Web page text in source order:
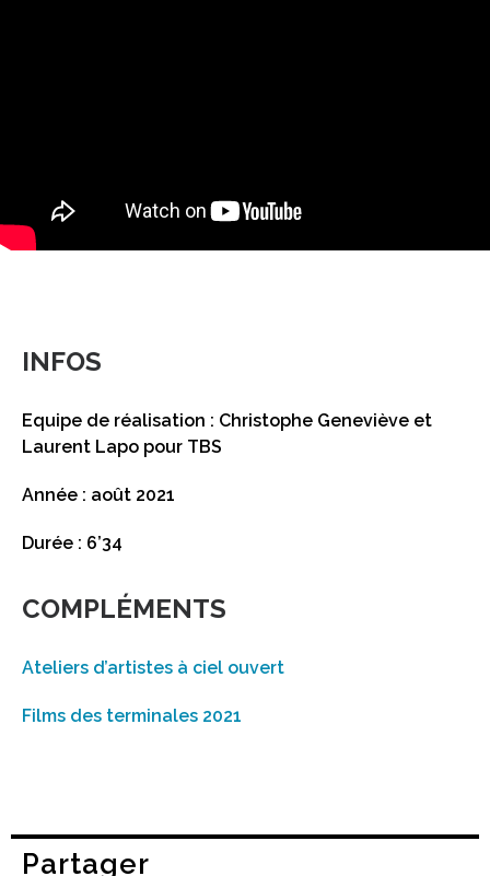
INFOS
Equipe de réalisation : Christophe Geneviève et
Laurent Lapo pour TBS
Année : août 2021
Durée : 6’34
COMPLÉMENTS
Ateliers d’artistes à ciel ouvert
Films des terminales 2021
Partager